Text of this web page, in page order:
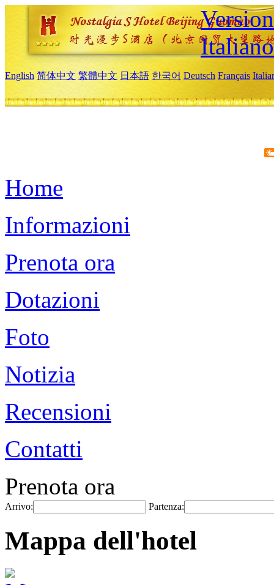
Italiano
English 简体中文 繁體中文 日本語 한국어 Deutsch Français
Home
Informazioni
Prenota ora
Dotazioni
Foto
Notizia
Recensioni
Contatti
Prenota ora
Arrivo: Partenza:
Mappa dell'hotel